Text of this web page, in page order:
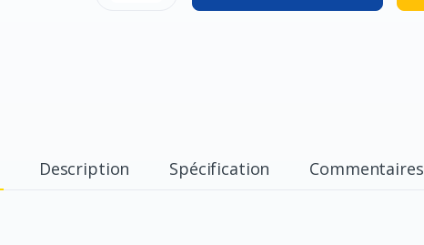
Description Spécification Commentaires